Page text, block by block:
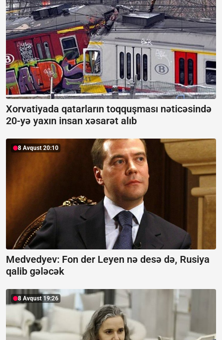
Xorvatiyada qatarların toqquşması nəticəsində
20-yə yaxın insan xəsarət alıb
8 Avqust 20:10
Medvedyev: Fon der Leyen nə desə də, Rusiya
qalib gələcək
8 Avqust 19:26